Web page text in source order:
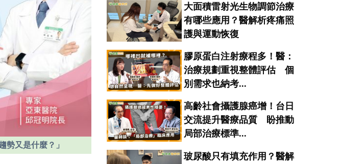
勢又是什麼？」
大面積雷射光生物調節治療
有哪些應用？醫解析疼痛照
護與運動恢復
膠原蛋白注射療程多！醫：
治療規劃重視整體評估 個
別需求也納考...
高齡社會攝護腺癌增！台日
交流提升醫療品質 盼推動
局部治療標準...
玻尿酸只有填充作用？醫解